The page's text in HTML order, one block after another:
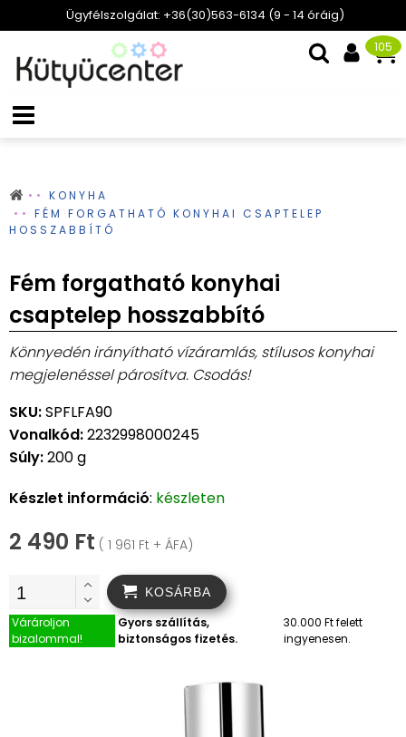
Ügyfélszolgálat: +36(30)563-6134 (9 - 14 óráig)
105
KONYHA
FÉM FORGATHATÓ KONYHAI CSAPTELEP
HOSSZABBÍTÓ
Fém forgatható konyhai
csaptelep hosszabbító
Könnyedén irányítható vízáramlás, stílusos konyhai
megjelenéssel párosítva. Csodás!
SKU:SPFLFA90
Vonalkód:2232998000245
Súly:200 g
Készlet információ: készleten
2 490 Ft ( 1 961 Ft + ÁFA)
KOSÁRBA
Várároljon
bizalommal!
Gyors szállítás,
biztonságos fizetés.
30.000 Ft felett
ingyenesen.